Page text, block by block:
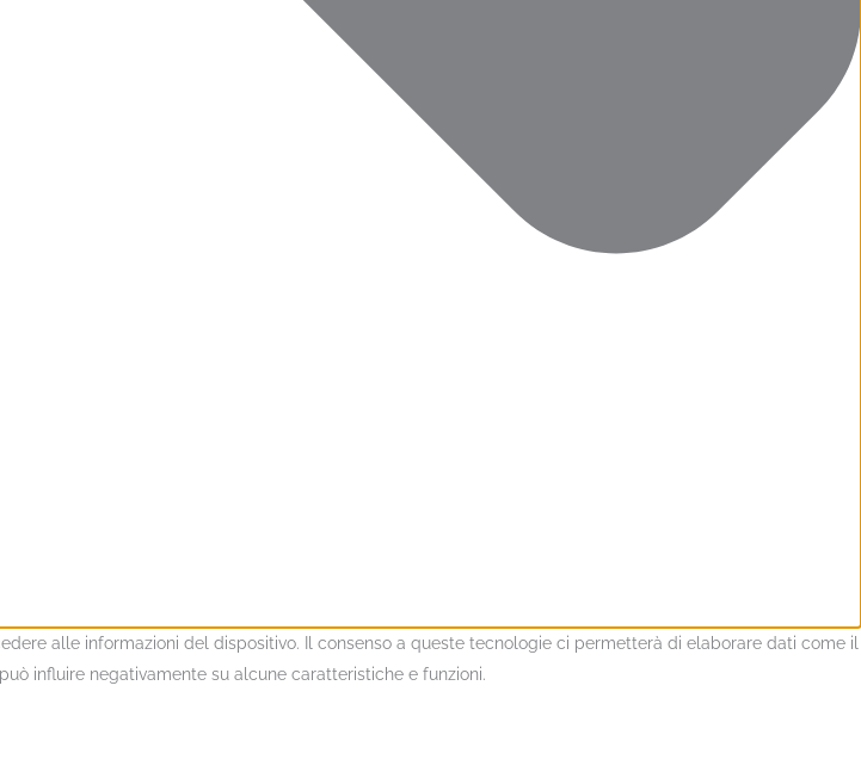
alle informazioni del dispositivo. Il consenso a queste tecnologie ci permetterà di elaborare dati come il
influire negativamente su alcune caratteristiche e funzioni.